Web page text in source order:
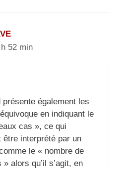
52 min
présente également les
en indiquant le
cas », ce qui
être interprété par un
le « nombre de
alors qu’il s’agit, en